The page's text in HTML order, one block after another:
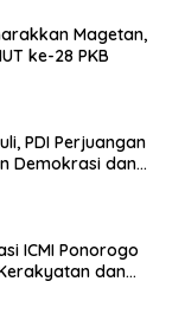
Magetan,
ke-28 PKB
PDI Perjuangan
Demokrasi dan
ICMI Ponorogo
dan